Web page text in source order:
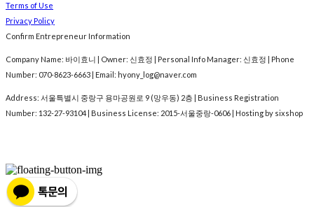
Terms of Use
Privacy Policy
Confirm Entrepreneur Information
Company Name: 바이효니 | Owner: 신효정 | Personal Info Manager: 신효정 | Phone
Number: 070-8623-6663 | Email: hyony_log@naver.com
Address: 서울특별시 중랑구 용마공원로 9 (망우동) 2층 | Business Registration
Number: 132-27-93104 | Business License: 2015-서울중랑-0606 | Hosting by sixshop